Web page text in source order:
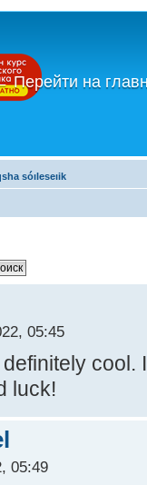
Перейти на
sóıleseıik
05:45
luck!
05:49